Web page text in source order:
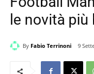
le novità più
By Fabio Terrinoni 9